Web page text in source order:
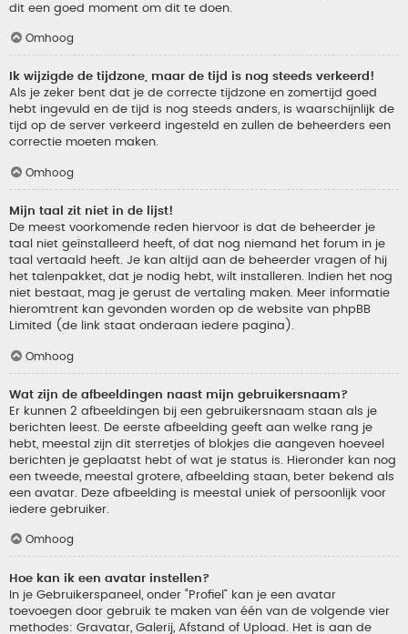
dit een goed moment om dit te doen.
Omhoog
Ik wijzigde de tijdzone, maar de tijd is nog steeds verkeerd!
Als je zeker bent dat je de correcte tijdzone en zomertijd goed
hebt ingevuld en de tijd is nog steeds anders, is waarschijnlijk de
tijd op de server verkeerd ingesteld en zullen de beheerders een
correctie moeten maken.
Omhoog
Mijn taal zit niet in de lijst!
De meest voorkomende reden hiervoor is dat de beheerder je
taal niet geïnstalleerd heeft, of dat nog niemand het forum in je
taal vertaald heeft. Je kan altijd aan de beheerder vragen of hij
het talenpakket, dat je nodig hebt, wilt installeren. Indien het nog
niet bestaat, mag je gerust de vertaling maken. Meer informatie
hieromtrent kan gevonden worden op de website van phpBB
Limited (de link staat onderaan iedere pagina).
Omhoog
Wat zijn de afbeeldingen naast mijn gebruikersnaam?
Er kunnen 2 afbeeldingen bij een gebruikersnaam staan als je
berichten leest. De eerste afbeelding geeft aan welke rang je
hebt, meestal zijn dit sterretjes of blokjes die aangeven hoeveel
berichten je geplaatst hebt of wat je status is. Hieronder kan nog
een tweede, meestal grotere, afbeelding staan, beter bekend als
een avatar. Deze afbeelding is meestal uniek of persoonlijk voor
iedere gebruiker.
Omhoog
Hoe kan ik een avatar instellen?
In je Gebruikerspaneel, onder “Profiel” kan je een avatar
toevoegen door gebruik te maken van één van de volgende vier
methodes: Gravatar, Galerij, Afstand of Upload. Het is aan de